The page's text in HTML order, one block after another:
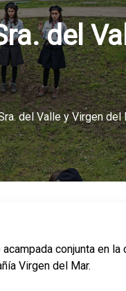
del
del Valle y Virgen del
conjunta en la
Virgen del Mar.